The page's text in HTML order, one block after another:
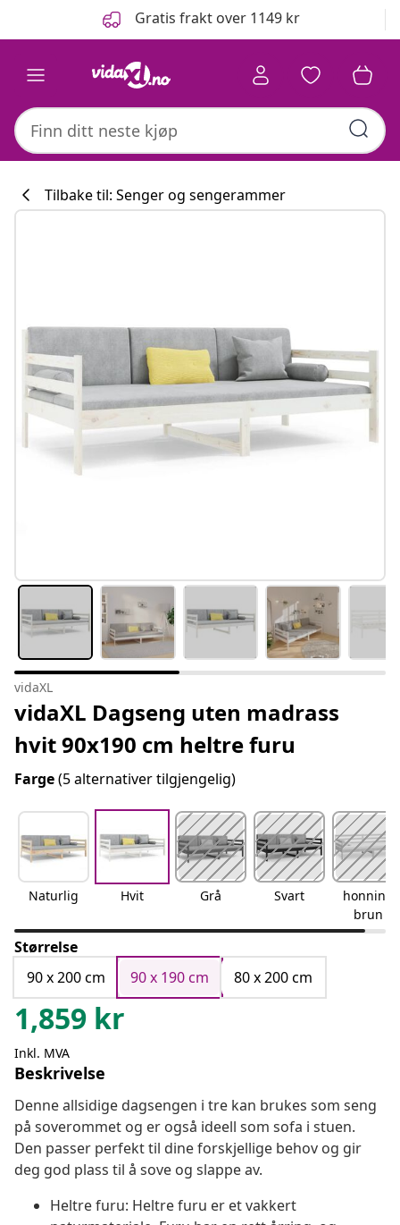
Gratis frakt over 1149 kr
Tilbake til: Senger og sengerammer
vidaXL
vidaXL Dagseng uten madrass
hvit 90x190 cm heltre furu
Farge(5 alternativer tilgjengelig)
Naturlig Hvit Grå Svart
honning
brun
Størrelse
90 x 200 cm
90 x 190 cm 80 x 200 cm
1,859 kr
Inkl. MVA
Beskrivelse
Denne allsidige dagsengen i tre kan brukes som seng
på soverommet og er også ideell som sofa i stuen.
Den passer perfekt til dine forskjellige behov og gir
deg god plass til å sove og slappe av.
Heltre furu: Heltre furu er et vakkert